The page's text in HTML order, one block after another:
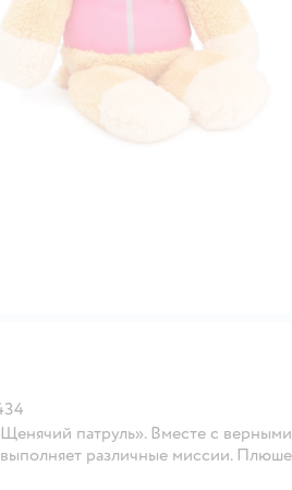
патруль». Вместе с
различные миссии.